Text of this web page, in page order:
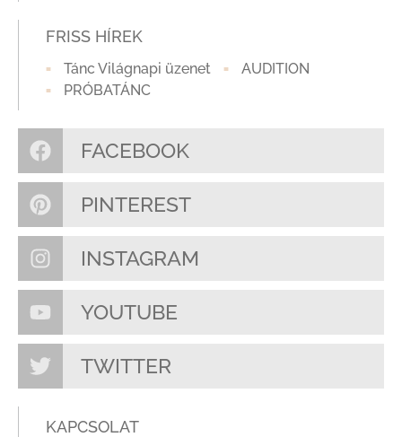
FRISS HÍREK
Tánc Világnapi üzenet
AUDITION
PRÓBATÁNC
FACEBOOK
PINTEREST
INSTAGRAM
YOUTUBE
TWITTER
KAPCSOLAT